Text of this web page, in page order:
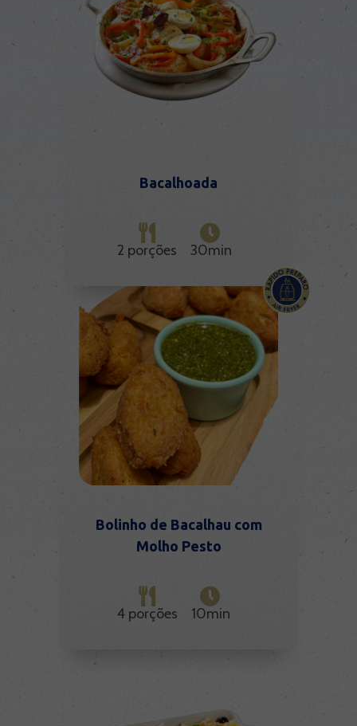
Bacalhoada
2 porções 30min
Bolinho de Bacalhau com
Molho Pesto
4 porções 10min